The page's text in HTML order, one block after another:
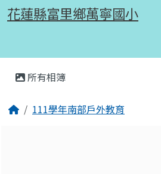
跳至主內容區
花蓮縣富里鄉萬寧國小
花蓮縣富里鄉萬寧國小
所有相簿
回首頁111學年南部戶外教育